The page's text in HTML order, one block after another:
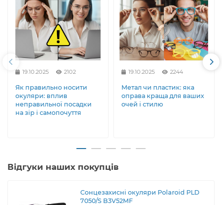
19.10.2025 2102
Як правильно носити
окуляри: вплив
неправильної посадки
на зір і самопочуття
19.10.2025 2244
Метал чи пластик: яка
оправа краща для ваших
очей і стилю
Відгуки наших покупців
Сонцезахисні окуляри Polaroid PLD
7050/S B3V52MF